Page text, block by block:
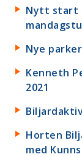
Nytt start
Nye
Kenneth
2021
Horten
med